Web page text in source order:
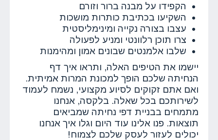
הקפידו על מבנה ברור וזורם
השקיעו בכתיבת כותרות מושכות
עצבו בצורה נקייה ומינימליסטית
צרו תוכן רלוונטי ומניע לפעולה
שלבו אלמנטים שבונים אמון ומהימנות
יישמו את הטיפים האלה, ותראו איך דף
הנחיתה שלכם הופך למכונת המרות אמיתית.
ואם אתם זקוקים לסיוע מקצועי, נשמח לעמוד
לשירותכם בכל שאלה. בלקסה, אנחנו
מתמחים בבניית דפי נחיתה שמביאים
תוצאות. פנו אלינו עוד היום וגלו איך אנחנו
יכולים לעזור לעסק שלכם לצמוח!